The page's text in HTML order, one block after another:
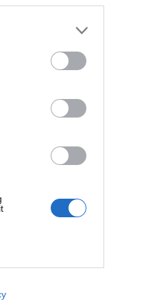
on